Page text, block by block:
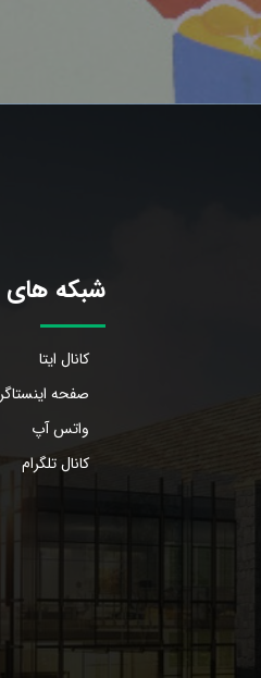
شبکه های
کانال ایتا
صفحه
واتس آپ
کانال تلگرام